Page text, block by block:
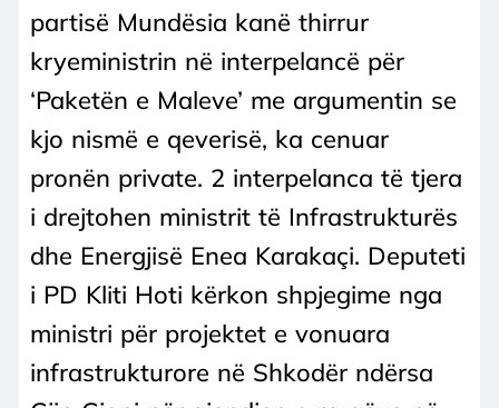
partisë Mundësia kanë thirrur
kryeministrin në interpelancë për
‘Paketën e Maleve’ me argumentin se
kjo nismë e qeverisë, ka cenuar
pronën private. 2 interpelanca të tjera
i drejtohen ministrit të Infrastrukturës
dhe Energjisë Enea Karakaçi. Deputeti
i PD Kliti Hoti kërkon shpjegime nga
ministri për projektet e vonuara
infrastrukturore në Shkodër ndërsa